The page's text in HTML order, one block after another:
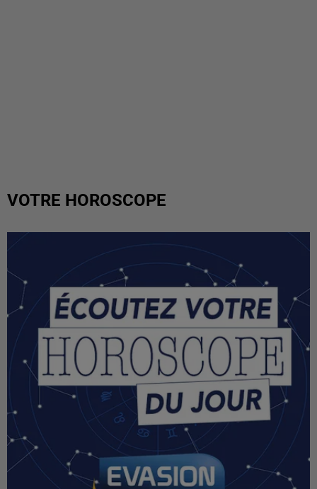
VOTRE HOROSCOPE